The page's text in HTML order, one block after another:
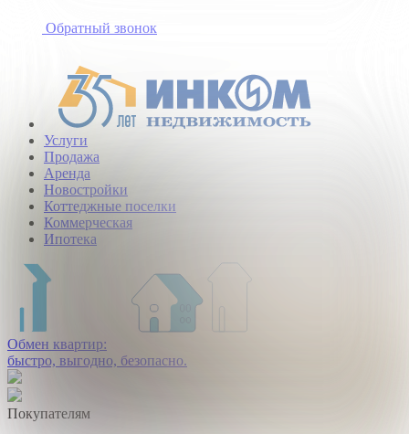
Обратный звонок
Услуги
Продажа
Аренда
Новостройки
Коттеджные поселки
Коммерческая
Ипотека
Обмен квартир:
быстро, выгодно, безопасно.
Покупателям